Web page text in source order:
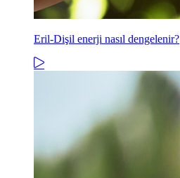
Eril-Dişil enerji nasıl dengelenir?